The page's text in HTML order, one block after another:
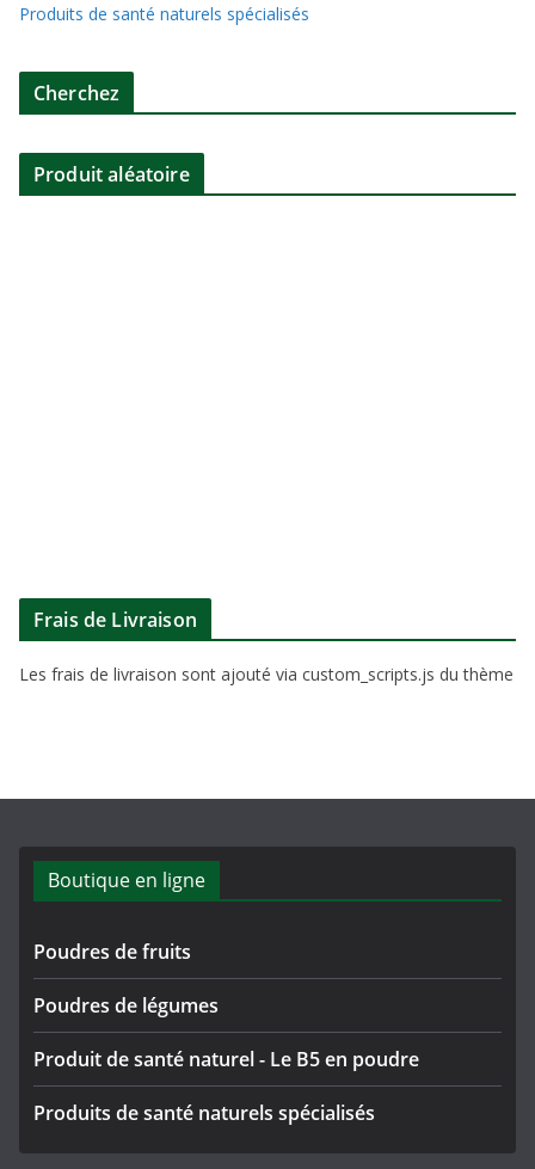
Produits de santé naturels spécialisés
Cherchez
Produit aléatoire
Frais de Livraison
Les frais de livraison sont ajouté via custom_scripts.js du thème
Boutique en ligne
Poudres de fruits
Poudres de légumes
Produit de santé naturel - Le B5 en poudre
Produits de santé naturels spécialisés